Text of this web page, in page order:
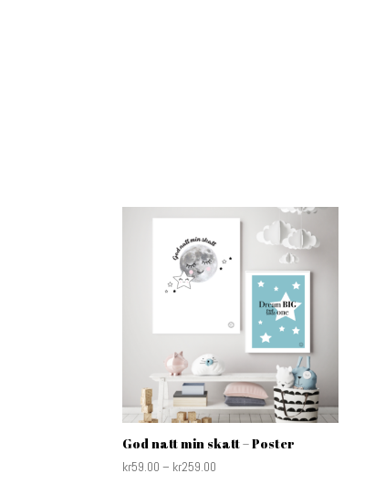
God natt min skatt – Poster
kr59.00 – kr259.00